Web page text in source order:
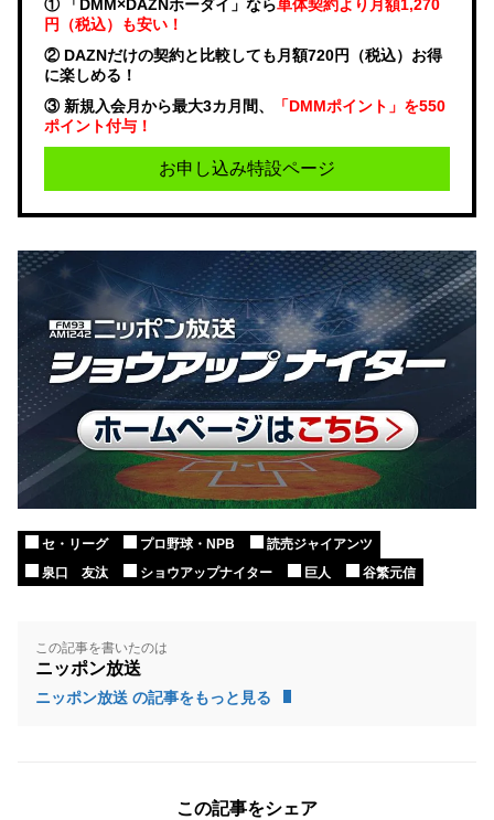
① 「DMM×DAZNホーダイ」なら単体契約より月額1,270
円（税込）も安い！
② DAZNだけの契約と比較しても月額720円（税込）お得
に楽しめる！
③ 新規入会月から最大3カ月間、
「DMMポイント」を550
ポイント付与！
お申し込み特設ページ
セ・リーグ プロ野球・NPB
読売ジャイアンツ
泉口 友汰
ショウアップナイター 巨人 谷繁元信
この記事を書いたのは
ニッポン放送
ニッポン放送 の記事をもっと見る
この記事をシェア